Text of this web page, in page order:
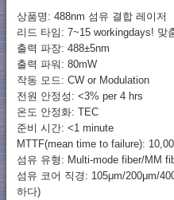
상품명: 488nm 섬유 결합 레이저
리드 타임: 7~15 workingdays! 맞
출력 파장: 488±5nm
출력 파워: 80mW
작동 모드: CW or Modulation
전원 안정성: <3% per 4 hrs
온도 안정화: TEC
준비 시간: <1 minute
MTTF(mean time to failure):
섬유 유형: Multi-mode fiber/MM
섬유 코어 직경: 105μm/200μm/
하다)